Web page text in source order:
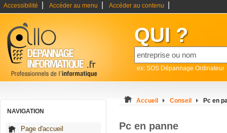
Accessibilité Accéder au menu Accéder au contenu
QUI ?
ex: SOS Dépannage Ordinateur
NAVIGATION
Page d'accueil
Accueil Conseil Pc en
Pc en panne